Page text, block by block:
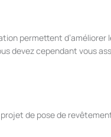
permettent
devez cependant vous
de pose de